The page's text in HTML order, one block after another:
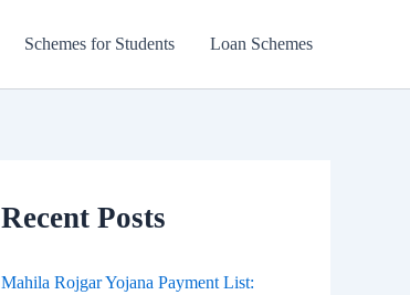
Schemes for Students Loan Schemes
Recent Posts
Mahila Rojgar Yojana Payment List: